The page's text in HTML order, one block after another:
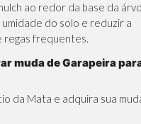
ao redor da base da
do solo e reduzir a
regas frequentes.
muda de Garapeira
da Mata e adquira sua